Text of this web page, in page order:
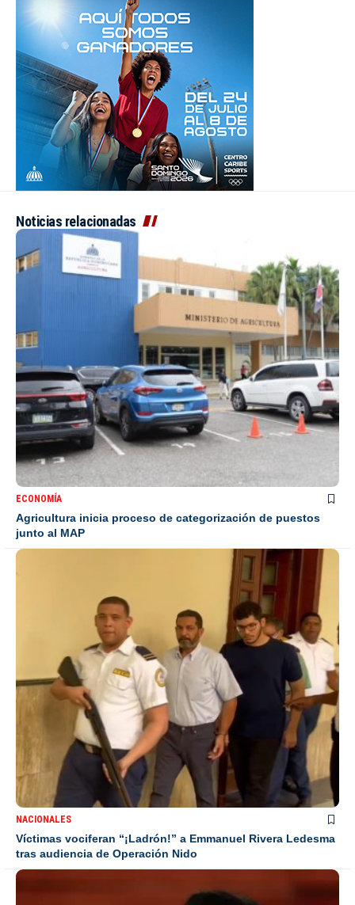
Noticias relacionadas
ECONOMÍA
Agricultura inicia proceso de categorización de puestos
junto al MAP
NACIONALES
Víctimas vociferan “¡Ladrón!” a Emmanuel Rivera Ledesma
tras audiencia de Operación Nido